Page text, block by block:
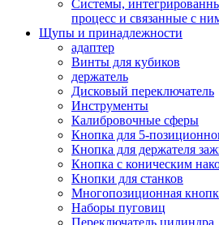
Системы,
процесс и связанные с
Щупы и принадлежности
адаптер
Винты для кубиков
держатель
Дисковый переключатель
Инструменты
Калибровочные сферы
Кнопка для 5-
Кнопка для держателя
Кнопка с коническим
Кнопки для станков
Многопозиционная
Наборы пуговиц